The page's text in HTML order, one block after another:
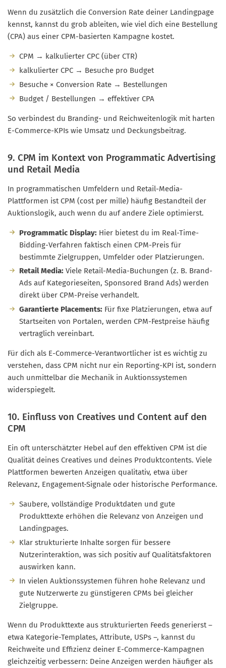
Wenn du zusätzlich die Conversion Rate deiner Landingpage
kennst, kannst du grob ableiten, wie viel dich eine Bestellung
(CPA) aus einer CPM-basierten Kampagne kostet.
CPM → kalkulierter CPC (über CTR)
kalkulierter CPC → Besuche pro Budget
Besuche × Conversion Rate → Bestellungen
Budget / Bestellungen → effektiver CPA
So verbindest du Branding- und Reichweitenlogik mit harten
E-Commerce-KPIs wie Umsatz und Deckungsbeitrag.
9. CPM im Kontext von Programmatic Advertising
und Retail Media
In programmatischen Umfeldern und Retail-Media-
Plattformen ist CPM (cost per mille) häufig Bestandteil der
Auktionslogik, auch wenn du auf andere Ziele optimierst.
Programmatic Display: Hier bietest du im Real-Time-
Bidding-Verfahren faktisch einen CPM-Preis für
bestimmte Zielgruppen, Umfelder oder Platzierungen.
Retail Media: Viele Retail-Media-Buchungen (z. B. Brand-
Ads auf Kategorieseiten, Sponsored Brand Ads) werden
direkt über CPM-Preise verhandelt.
Garantierte Placements: Für fixe Platzierungen, etwa auf
Startseiten von Portalen, werden CPM-Festpreise häufig
vertraglich vereinbart.
Für dich als E-Commerce-Verantwortlicher ist es wichtig zu
verstehen, dass CPM nicht nur ein Reporting-KPI ist, sondern
auch unmittelbar die Mechanik in Auktionssystemen
widerspiegelt.
10. Einfluss von Creatives und Content auf den
CPM
Ein oft unterschätzter Hebel auf den effektiven CPM ist die
Qualität deines Creatives und deines Produktcontents. Viele
Plattformen bewerten Anzeigen qualitativ, etwa über
Relevanz, Engagement-Signale oder historische Performance.
Saubere, vollständige Produktdaten und gute
Produkttexte erhöhen die Relevanz von Anzeigen und
Landingpages.
Klar strukturierte Inhalte sorgen für bessere
Nutzerinteraktion, was sich positiv auf Qualitätsfaktoren
auswirken kann.
In vielen Auktionssystemen führen hohe Relevanz und
gute Nutzerwerte zu günstigeren CPMs bei gleicher
Zielgruppe.
Wenn du Produkttexte aus strukturierten Feeds generierst –
etwa Kategorie-Templates, Attribute, USPs –, kannst du
Reichweite und Effizienz deiner E-Commerce-Kampagnen
gleichzeitig verbessern: Deine Anzeigen werden häufiger als